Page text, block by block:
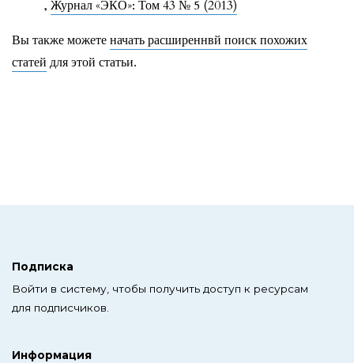
, Журнал «ЭКО»: Том 43 № 5 (2013)
Вы также можетеначать расширеннвй поиск похожих
статей для этой статьи.
Подписка
Войти в систему, чтобы получить доступ к ресурсам
для подписчиков.
Информация